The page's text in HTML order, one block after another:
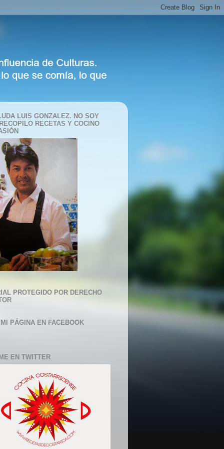
LUIS GONZALEZ. NO SOY
RECETAS Y COCINO
PROTEGIDO POR DERECHO
PÁGINA EN FACEBOOK
EN TWITTER